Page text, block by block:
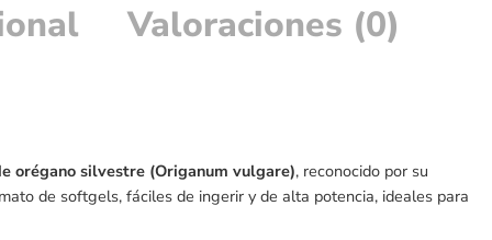
Valoraciones (0)
orégano silvestre (Origanum vulgare), reconocido por su
de softgels, fáciles de ingerir y de alta potencia, ideales para